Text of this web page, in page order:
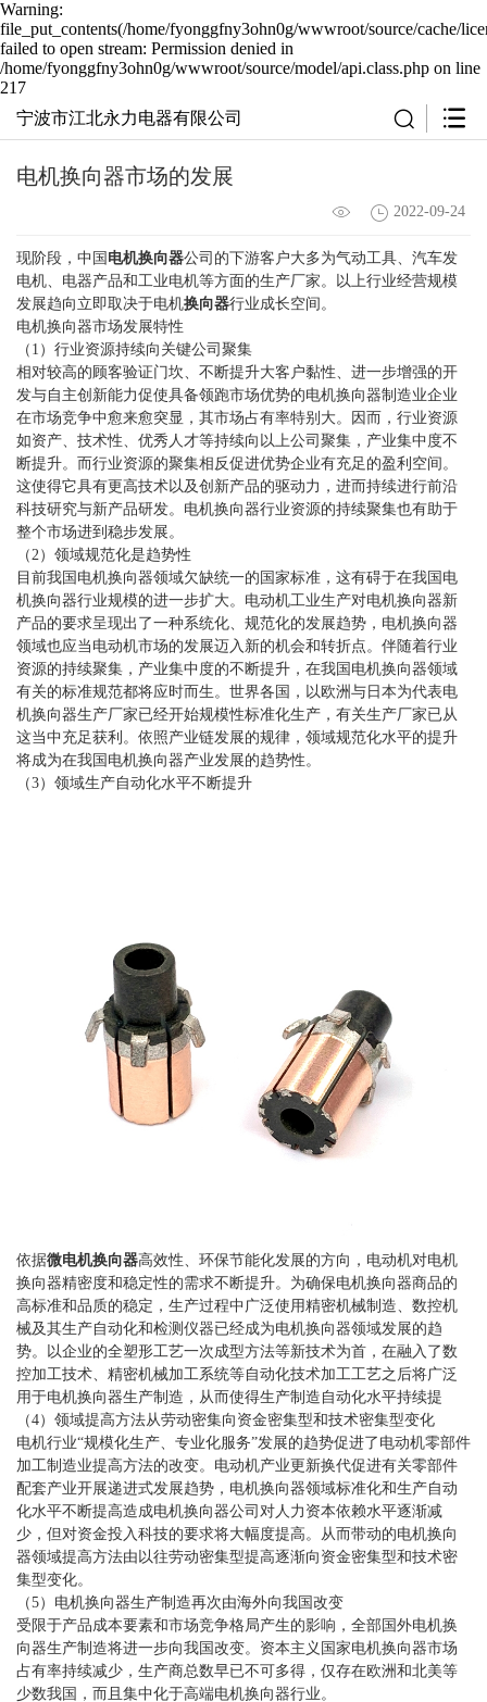
Warning:
file_put_contents(/home/fyonggfny3ohn0g/wwwroot/source/cache/
failed to open stream: Permission denied in
/home/fyonggfny3ohn0g/wwwroot/source/model/api.class.php on line
217
宁波市江北永力电器有限公司
电机换向器市场的发展
2022-09-24
现阶段，中国 电机换向器公司的下游客户大多为气动工具、汽车发
电机、电器产品和工业电机等方面的生产厂家。以上行业经营规模
发展趋向立即取决于电机换向器行业成长空间。
电机换向器市场发展特性
（1）行业资源持续向关键公司聚集
相对较高的顾客验证门坎、不断提升大客户黏性、进一步增强的开
发与自主创新能力促使具备领跑市场优势的电机换向器制造业企业
在市场竞争中愈来愈突显，其市场占有率特别大。因而，行业资源
如资产、技术性、优秀人才等持续向以上公司聚集，产业集中度不
断提升。而行业资源的聚集相反促进优势企业有充足的盈利空间。
这使得它具有更高技术以及创新产品的驱动力，进而持续进行前沿
科技研究与新产品研发。电机换向器行业资源的持续聚集也有助于
整个市场进到稳步发展。
（2）领域规范化是趋势性
目前我国电机换向器领域欠缺统一的国家标准，这有碍于在我国电
机换向器行业规模的进一步扩大。电动机工业生产对电机换向器新
产品的要求呈现出了一种系统化、规范化的发展趋势，电机换向器
领域也应当电动机市场的发展迈入新的机会和转折点。伴随着行业
资源的持续聚集，产业集中度的不断提升，在我国电机换向器领域
有关的标准规范都将应时而生。世界各国，以欧洲与日本为代表电
机换向器生产厂家已经开始规模性标准化生产，有关生产厂家已从
这当中充足获利。依照产业链发展的规律，领域规范化水平的提升
将成为在我国电机换向器产业发展的趋势性。
（3）领域生产自动化水平不断提升
依据微电机换向器高效性、环保节能化发展的方向，电动机对电机
换向器精密度和稳定性的需求不断提升。为确保电机换向器商品的
高标准和品质的稳定，生产过程中广泛使用精密机械制造、数控机
械及其生产自动化和检测仪器已经成为电机换向器领域发展的趋
势。以企业的全塑形工艺一次成型方法等新技术为首，在融入了数
控加工技术、精密机械加工系统等自动化技术加工工艺之后将广泛
用于电机换向器生产制造，从而使得生产制造自动化水平持续提
（4）领域提高方法从劳动密集向资金密集型和技术密集型变化
电机行业“规模化生产、专业化服务”发展的趋势促进了电动机零部件
加工制造业提高方法的改变。电动机产业更新换代促进有关零部件
配套产业开展递进式发展趋势，电机换向器领域标准化和生产自动
化水平不断提高造成电机换向器公司对人力资本依赖水平逐渐减
少，但对资金投入科技的要求将大幅度提高。从而带动的电机换向
器领域提高方法由以往劳动密集型提高逐渐向资金密集型和技术密
集型变化。
（5）电机换向器生产制造再次由海外向我国改变
受限于产品成本要素和市场竞争格局产生的影响，全部国外电机换
向器生产制造将进一步向我国改变。资本主义国家电机换向器市场
占有率持续减少，生产商总数早已不可多得，仅存在欧洲和北美等
少数我国，而且集中化于高端电机换向器行业。